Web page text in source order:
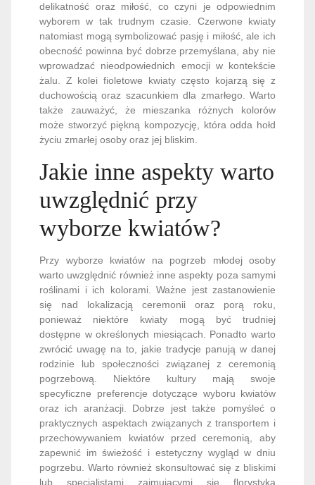
delikatność oraz miłość, co czyni je odpowiednim
wyborem w tak trudnym czasie. Czerwone kwiaty
natomiast mogą symbolizować pasję i miłość, ale ich
obecność powinna być dobrze przemyślana, aby nie
wprowadzać nieodpowiednich emocji w kontekście
żalu. Z kolei fioletowe kwiaty często kojarzą się z
duchowością oraz szacunkiem dla zmarłego. Warto
także zauważyć, że mieszanka różnych kolorów
może stworzyć piękną kompozycję, która odda hołd
życiu zmarłej osoby oraz jej bliskim.
Jakie inne aspekty warto
uwzględnić przy
wyborze kwiatów?
Przy wyborze kwiatów na pogrzeb młodej osoby
warto uwzględnić również inne aspekty poza samymi
roślinami i ich kolorami. Ważne jest zastanowienie
się nad lokalizacją ceremonii oraz porą roku,
ponieważ niektóre kwiaty mogą być trudniej
dostępne w określonych miesiącach. Ponadto warto
zwrócić uwagę na to, jakie tradycje panują w danej
rodzinie lub społeczności związanej z ceremonią
pogrzebową. Niektóre kultury mają swoje
specyficzne preferencje dotyczące wyboru kwiatów
oraz ich aranżacji. Dobrze jest także pomyśleć o
praktycznych aspektach związanych z transportem i
przechowywaniem kwiatów przed ceremonią, aby
zapewnić im świeżość i estetyczny wygląd w dniu
pogrzebu. Warto również skonsultować się z bliskimi
lub specjalistami zajmującymi się florystyką